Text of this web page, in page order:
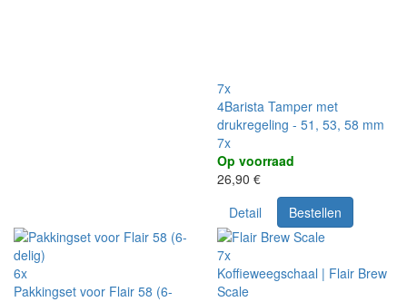
7x
4Barista Tamper met
drukregeling - 51, 53, 58 mm
7x
Op voorraad
26,90 €
Detail
Bestellen
6x
Pakkingset voor Flair 58 (6-
7x
Koffieweegschaal | Flair Brew
Scale